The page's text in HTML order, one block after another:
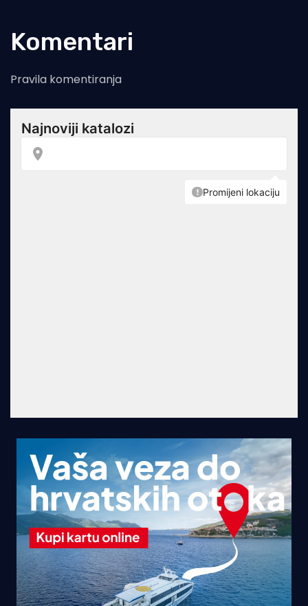
Komentari
Pravila komentiranja